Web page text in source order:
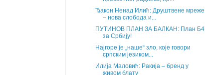
Ђакон Ненад Илић: Друштвене мреже
– нова слобода и...
ПУТИНОВ ПЛАН ЗА БАЛКАН: План Б4
за Србију!
Најгоре је „наше“ зло, које говори
српским језиком...
Илија Маловић: Ракија – бренд у
живом блату